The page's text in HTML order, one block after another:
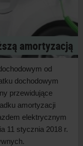
amortyzacją
od
dochodowym
przewidujące
amortyzacji
elektrycznym
11 stycznia 2018 r.